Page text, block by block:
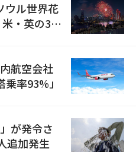
ウル世界花
・英の3カ
航空会社
率93%」
が発令さ
追加発生